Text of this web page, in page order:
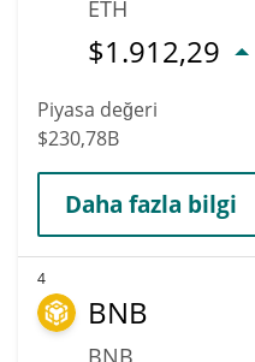
ETH
$1.912,29
Piyasa değeri
$230,78B
Daha fazla bilgi
4
BNB
BNB